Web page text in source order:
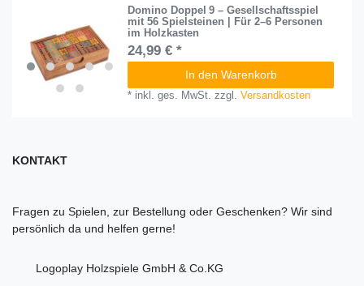
Domino Doppel 9 – Gesellschaftsspiel
mit 56 Spielsteinen | Für 2–6 Personen
im Holzkasten
24,99 € *
In den Warenkorb
* inkl. ges. MwSt. zzgl.Versandkosten
KONTAKT
Fragen zu Spielen, zur Bestellung oder Geschenken? Wir sind
persönlich da und helfen gerne!
Logoplay Holzspiele GmbH & Co.KG